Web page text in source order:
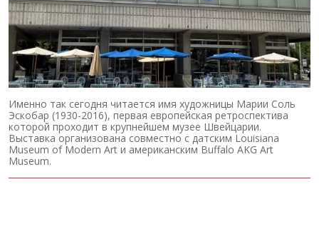
Именно так сегодня читается имя художницы Марии Соль
Эскобар (1930-2016), первая европейская ретроспектива
которой проходит в крупнейшем музее Швейцарии.
Выставка организована совместно с датским Louisiana
Museum of Modern Art и американским Buffalo AKG Art
Museum.